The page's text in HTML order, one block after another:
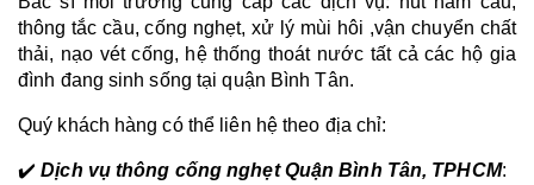
thông tắc cầu, cống nghẹt, xử lý mùi hôi ,vận chuyển chất
thải, nạo vét cống, hệ thống thoát nước tất cả các hộ gia
đình đang sinh sống tại quận Bình Tân.
Quý khách hàng có thể liên hệ theo địa chỉ:
✔️ Dịch vụ thông cống nghẹt Quận Bình Tân, TPHCM: